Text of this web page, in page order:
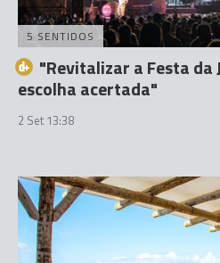
5 SENTIDOS
"Revitalizar a Festa
escolha acertada"
2 Set 13:38